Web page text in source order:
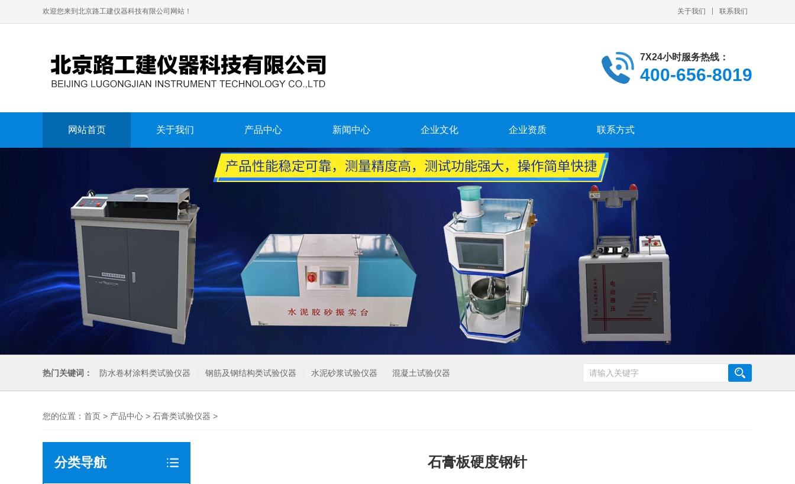
欢迎您来到北京路工建仪器科技有限公司网站！ 关于我们 联系我们
7X24小时服务热线：
400-656-8019
网站首页 关于我们 产品中心 新闻中心 企业文化 企业资质 联系方式
热门关键词： 防水卷材涂料类试验仪器 钢筋及钢结构类试验仪器 水泥砂浆试验仪器 混凝土试验仪器
您的位置： 首页 > 产品中心 > 石膏类试验仪器 >
分类导航 石膏板硬度钢针